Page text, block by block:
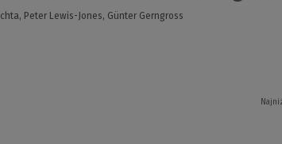
Peter Lewis-Jones, Günter Gerngross